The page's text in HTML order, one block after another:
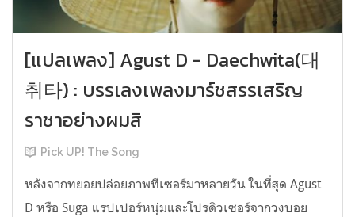
[แปลเพลง] Agust D - Daechwita(대
취타) : บรรเลงเพลงมาร์ชสรรเสริญ
ราชาอย่างผมสิ
Pick UP! The Song
หลังจากทยอยปล่อยภาพทีเซอร์มาหลายวัน ในที่สุด Agust
D หรือ Suga แรปเปอร์หนุ่มและโปรดิวเซอร์จากวงบอย